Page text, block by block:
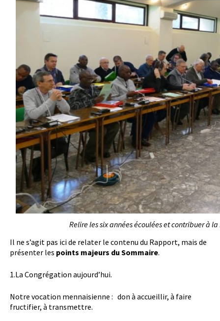
Relire les six années écoulées et contribuer à
Il ne s’agit pas ici de relater le contenu du Rapport, mais de
présenter les points majeurs du Sommaire.
1.La Congrégation aujourd’hui.
Notre vocation mennaisienne : don à accueillir, à faire
fructifier, à transmettre.